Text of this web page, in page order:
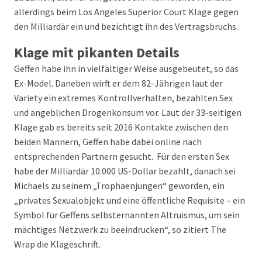
allerdings beim Los Angeles Superior Court Klage gegen
den Milliardär ein und bezichtigt ihn des Vertragsbruchs.
Klage mit pikanten Details
Geffen habe ihn in vielfältiger Weise ausgebeutet, so das
Ex-Model. Daneben wirft er dem 82-Jährigen laut der
Variety ein extremes Kontrollverhalten, bezahlten Sex
und angeblichen Drogenkonsum vor. Laut der 33-seitigen
Klage gab es bereits seit 2016 Kontakte zwischen den
beiden Männern, Geffen habe dabei online nach
entsprechenden Partnern gesucht. Für den ersten Sex
habe der Milliardär 10.000 US-Dollar bezahlt, danach sei
Michaels zu seinem „Trophäenjungen“ geworden, ein
„privates Sexualobjekt und eine öffentliche Requisite – ein
Symbol für Geffens selbsternannten Altruismus, um sein
mächtiges Netzwerk zu beeindrucken“, so zitiert The
Wrap die Klageschrift.